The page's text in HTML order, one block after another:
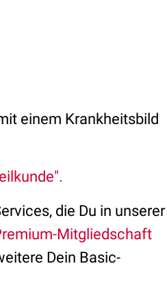
einem Krankheitsbild
die Du in unserer
Mitgliedschaft
Dein Basic-